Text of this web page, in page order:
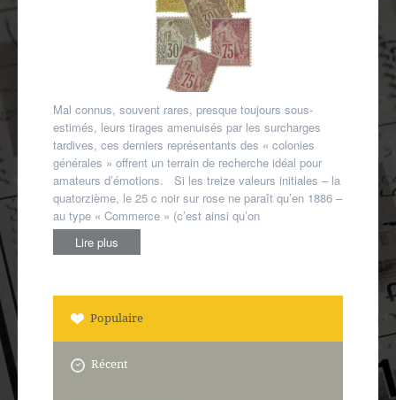
Mal connus, souvent rares, presque toujours sous-
estimés, leurs tirages amenuisés par les surcharges
tardives, ces derniers représentants des « colonies
générales » offrent un terrain de recherche idéal pour
amateurs d’émotions. Si les treize valeurs initiales – la
quatorzième, le 25 c noir sur rose ne paraît qu’en 1886 –
au type « Commerce » (c’est ainsi qu’on
Lire plus
Populaire
Récent